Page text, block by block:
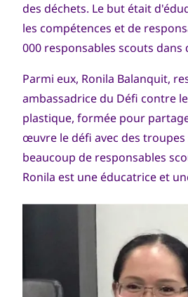
des déchets. Le but était
les compétences et de
000 responsables scouts dans
Parmi eux, Ronila Balanquit,
ambassadrice du Défi contre
plastique, formée pour
œuvre le défi avec des troupes
beaucoup de responsables
Ronila est une éducatrice et